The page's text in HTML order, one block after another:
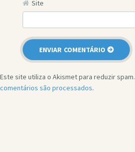
Site
Este site utiliza o Akismet para reduzir spam.
comentários são processados.